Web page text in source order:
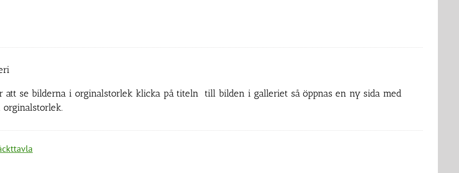
att se bilderna i orginalstorlek klicka på titeln till bilden i galleriet så öppnas en ny sida med